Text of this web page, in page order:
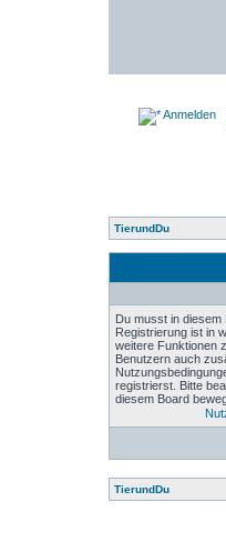
Anmelden
TierundDu
Du musst in
Registrierung ist in
weitere Funktionen
Benutzern auch
registrierst. Bitte
diesem Board
TierundDu